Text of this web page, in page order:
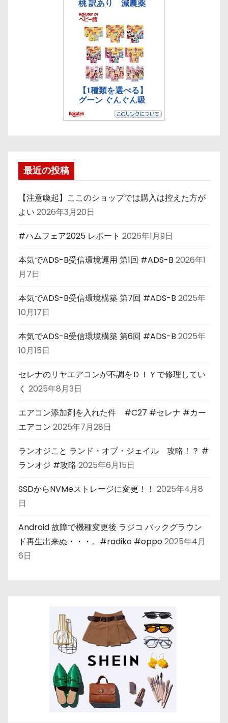
最近の投稿
【注意喚起】ここのショップでは購入は控えた方が
よい 2026年3月20日
#ハムフェア2025 レポート 2026年1月9日
本気でADS-B受信環境運用 第1回 #ADS-B 2026年1
月7日
本気でADS-B受信環境構築 第7回 #ADS-B 2025年
10月17日
本気でADS-B受信環境構築 第6回 #ADS-B 2025年
10月15日
セレナのリヤエアコンが不調をＤＩＹで修理してい
く 2025年8月3日
エアコン添加剤を入れた件 #C27 #セレナ #カー
エアコン 2025年7月28日
ランオジこと ランド・オブ・ジェイル 攻略！？ #
ランオジ #攻略 2025年6月15日
SSDからNVMeストレージに変更！！ 2025年4月8
日
Android 故障で機種変更後 ラジコ バックグラウン
ド再生出来ぬ・・・。#radiko #oppo2025年4月
6日